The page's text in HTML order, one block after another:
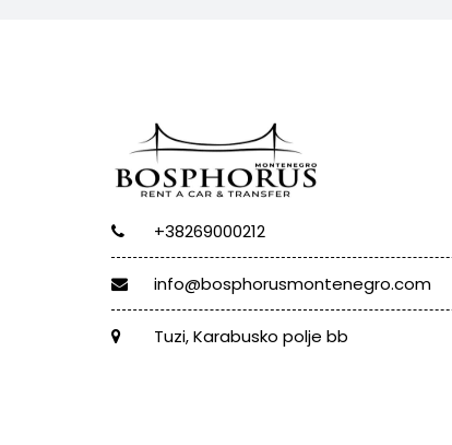
+38269000212
info@bosphorusmontenegro.com
Tuzi, Karabusko polje bb